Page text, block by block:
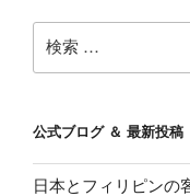
索:
公式ブログ ＆ 最新投稿
日本とフィリピンの